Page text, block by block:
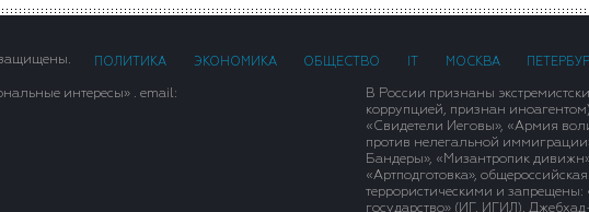
ПОЛИТИКА ЭКОНОМИКА ОБЩЕСТВО МОСКВА
интересы» . email:
В России признаны
коррупцией, признан
«Свидетели Иеговы», «Армия
против нелегальной
Бандеры», «Мизантропик
«Артподготовка»,
террористическими и
государство» (ИГ, ИГИЛ),